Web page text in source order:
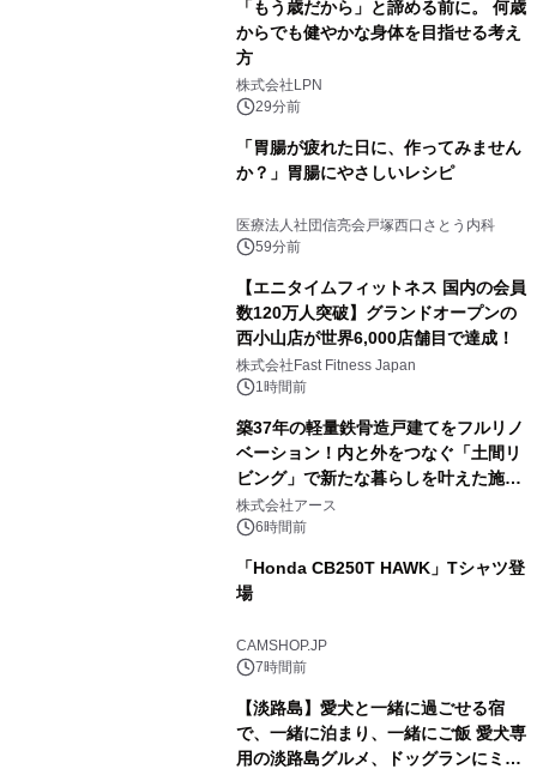
「もう歳だから」と諦める前に。 何歳
からでも健やかな身体を目指せる考え
方
株式会社LPN
29分前
「胃腸が疲れた日に、作ってみません
か？」胃腸にやさしいレシピ
医療法人社団信亮会戸塚西口さとう内科
59分前
【エニタイムフィットネス 国内の会員
数120万人突破】グランドオープンの
西小山店が世界6,000店舗目で達成！
株式会社Fast Fitness Japan
1時間前
築37年の軽量鉄骨造戸建てをフルリノ
ベーション！内と外をつなぐ「土間リ
ビング」で新たな暮らしを叶えた施工
事例を株式会社アースが公開
株式会社アース
6時間前
「Honda CB250T HAWK」Tシャツ登
場
CAMSHOP.JP
7時間前
【淡路島】愛犬と一緒に過ごせる宿
で、一緒に泊まり、一緒にご飯 愛犬専
用の淡路島グルメ、ドッグランにミニ